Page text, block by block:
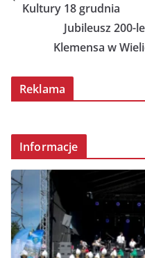
Kultury 18 grudnia
Jubileusz 200-
Klemensa w
Reklama
Informacje